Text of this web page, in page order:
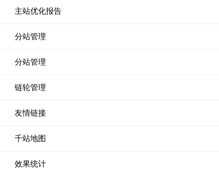
主站优化报告
分站管理
分站管理
链轮管理
友情链接
千站地图
效果统计